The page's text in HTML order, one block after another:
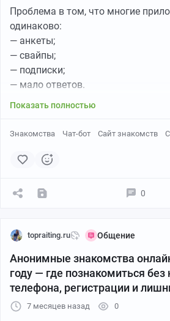
Подходит для:
общения онлайн;
разговоров с новыми людьми;
лёгких знакомств.
спокойствие и уважительный тон
тихих форматов общения;
переписок без спешки;
знакомств без навязчивости.
Проблема в том, что многие
одинаково:
— анкеты;
— свайпы;
— подписки;
— мало ответов.
Показать полностью
Знакомства Чат-бот Сайт знакомств
0
topraiting.ru Общение
Анонимные знакомства
году — где познакомиться без
телефона, регистрации и
7 месяцев назад 0